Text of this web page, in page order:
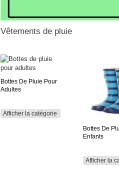
Vêtements de pluie
Bottes De Pluie Pour
Adultes
Afficher la catégorie
Bottes De
Enfants
Afficher la